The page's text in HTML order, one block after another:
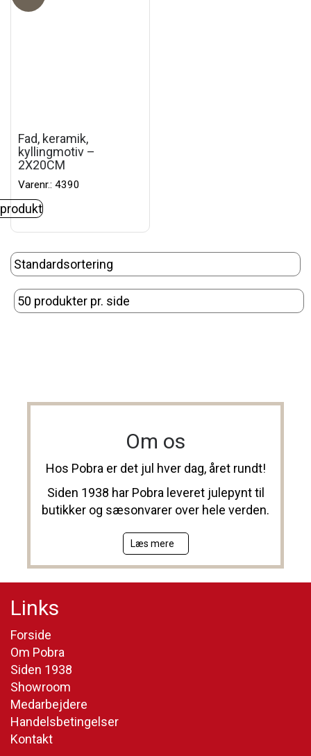
Fad, keramik,
kyllingmotiv –
2X20CM
Varenr.: 4390
Om os
Hos Pobra er det jul hver dag, året rundt!
Siden 1938 har Pobra leveret julepynt til
butikker og sæsonvarer over hele verden.
Læs mere
Links
Forside
Om Pobra
Siden 1938
Showroom
Medarbejdere
Handelsbetingelser
Kontakt